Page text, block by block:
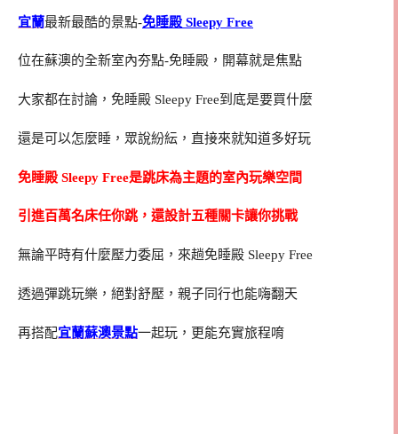
宜蘭最新最酷的景點-免睡殿 Sleepy Free
位在蘇澳的全新室內夯點-免睡殿，開幕就是焦點
大家都在討論，免睡殿 Sleepy Free到底是要買什麼
還是可以怎麼睡，眾說紛紜，直接來就知道多好玩
免睡殿 Sleepy Free是跳床為主題的室內玩樂空間
引進百萬名床任你跳，還設計五種關卡讓你挑戰
無論平時有什麼壓力委屈，來趟免睡殿 Sleepy Free
透過彈跳玩樂，絕對舒壓，親子同行也能嗨翻天
再搭配宜蘭蘇澳景點一起玩，更能充實旅程唷